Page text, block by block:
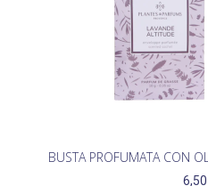
BUSTA PROFUMATA CON